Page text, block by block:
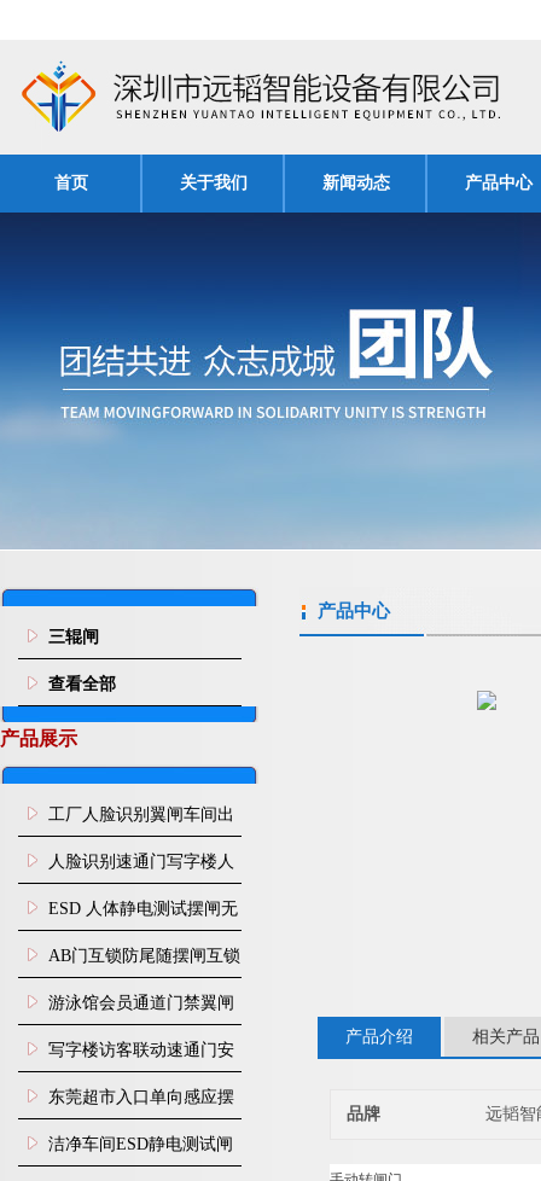
首页 关于我们 新闻动态 产品中心
三辊闸
查看全部
产品展示
工厂人脸识别翼闸车间出
入口人行通道门禁
人脸识别速通门写字楼人
行通道闸门禁设备
ESD 人体静电测试摆闸无
尘车间防静电闸机
AB门互锁防尾随摆闸互锁
闸机
游泳馆会员通道门禁翼闸
写字楼访客联动速通门安
装
东莞超市入口单向感应摆
闸安装
洁净车间ESD静电测试闸
产品中心
产品介绍 相关产品
品牌 远韬智